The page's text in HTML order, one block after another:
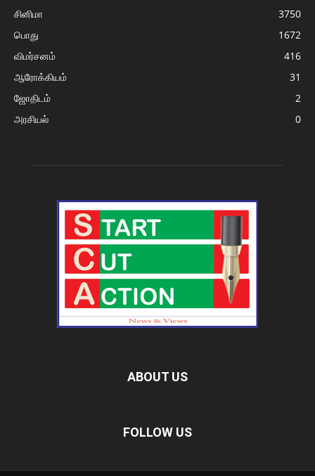
சினிமா
3750
பொது
1672
விமர்சனம்
416
ஆரோக்கியம்
31
ஜோதிடம்
2
அரசியல்
0
ABOUT US
FOLLOW US